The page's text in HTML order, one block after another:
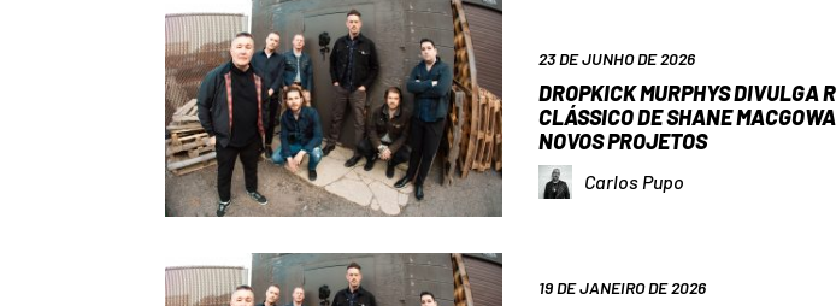
23 DE JUNHO DE 2026
DROPKICK MURPHYS DIVULGA
CLÁSSICO DE SHANE
NOVOS PROJETOS
Carlos Pupo
19 DE JANEIRO DE 2026